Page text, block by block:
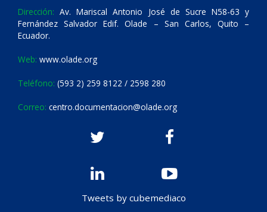
Dirección: Av. Mariscal Antonio José de Sucre N58-63 y
Fernández Salvador Edif. Olade – San Carlos, Quito –
Ecuador.
Web: www.olade.org
Teléfono: (593 2) 259 8122 / 2598 280
Correo: centro.documentacion@olade.org
Tweets by cubemediaco